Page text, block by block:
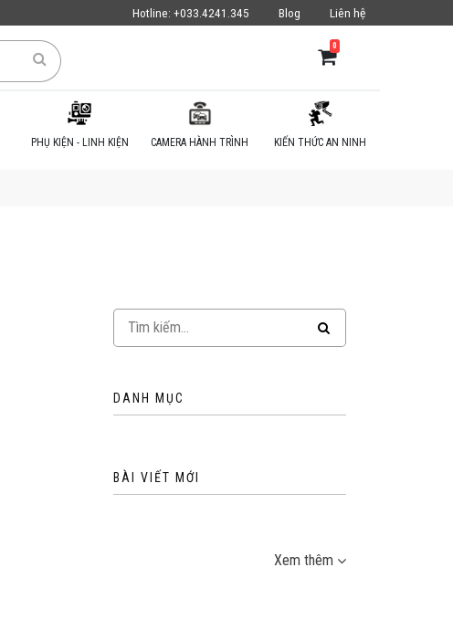
Hotline: +033.4241.345 Blog Liên hệ
0
PHỤ KIỆN - LINH KIỆN CAMERA HÀNH TRÌNH KIẾN THỨC AN NINH
DANH MỤC
BÀI VIẾT MỚI
Xem thêm